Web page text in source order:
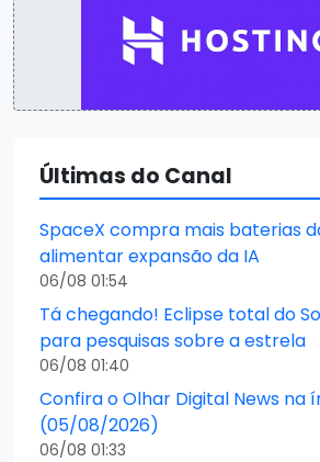
Últimas do Canal
SpaceX compra mais baterias
alimentar expansão da IA
06/08 01:54
Tá chegando! Eclipse total do
para pesquisas sobre a estrela
06/08 01:40
Confira o Olhar Digital News na
(05/08/2026)
06/08 01:33